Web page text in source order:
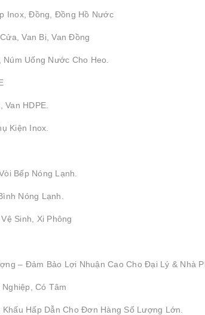
Inox, Đồng, Đồng Hồ Nước
Van Bi, Van Đồng
Uống Nước Cho Heo.
HDPE.
Kiện Inox.
Bếp Nóng Lạnh.
Nóng Lạnh.
Sinh, Xi Phông
– Đảm Bảo Lợi Nhuận Cao Cho Đại Lý & Nhà
Có Tâm
Hấp Dẫn Cho Đơn Hàng Số Lượng Lớn.